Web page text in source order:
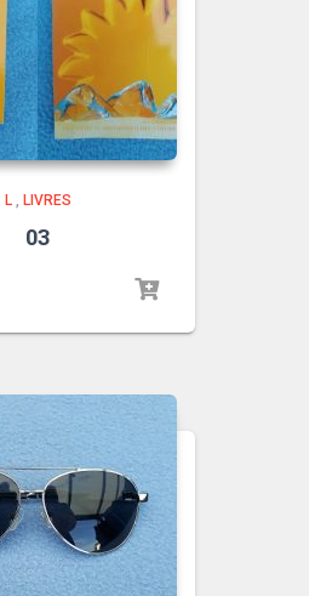
L, LIVRES
03